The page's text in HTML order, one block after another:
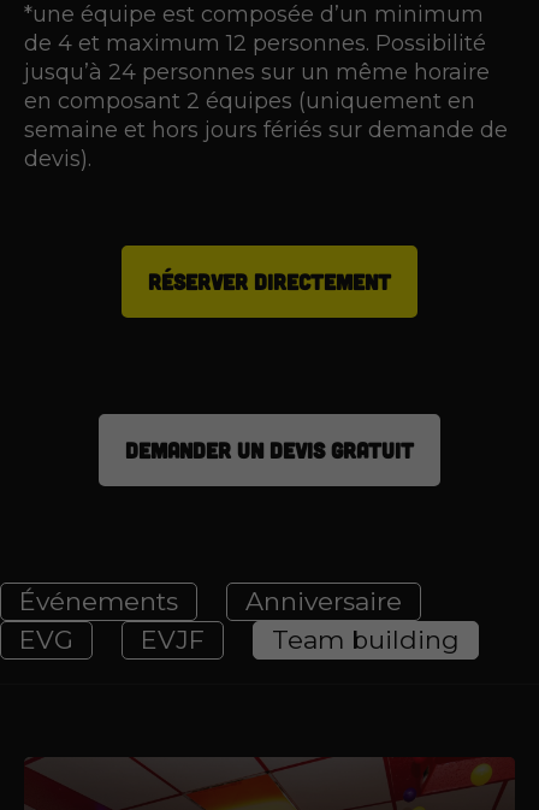
*une équipe est composée d’un minimum
de 4 et maximum 12 personnes. Possibilité
jusqu’à 24 personnes sur un même horaire
en composant 2 équipes (uniquement en
semaine et hors jours fériés sur demande de
devis).
RÉSERVER DIRECTEMENT
DEMANDER UN DEVIS GRATUIT
Événements
Anniversaire
EVG
EVJF Team building